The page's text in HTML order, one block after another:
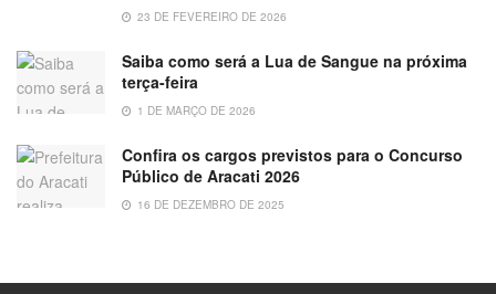
23 DE FEVEREIRO DE 2026
Saiba como será a Lua de Sangue na próxima
terça-feira
1 DE MARÇO DE 2026
Confira os cargos previstos para o Concurso
Público de Aracati 2026
16 DE DEZEMBRO DE 2025